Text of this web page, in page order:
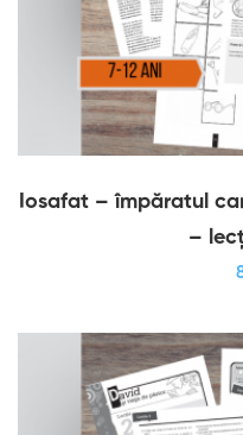
Iosafat – împăratul
–